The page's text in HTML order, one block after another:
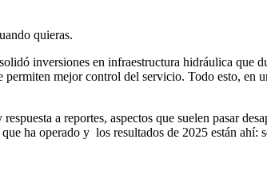
quieras.
inversiones en infraestructura hidráulica que
mejor control del servicio. Todo esto, en
a reportes, aspectos que suelen pasar
ha operado y los resultados de 2025 están ahí: